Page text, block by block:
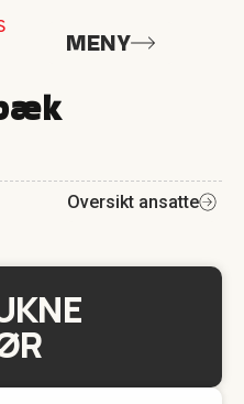
MENY
Oversikt ansatte